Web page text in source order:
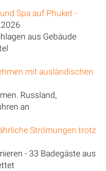
Spa auf Phuket -
aus Gebäude
mit ausländischen
Russland,
an
Strömungen trotz
- 33 Badegäste aus